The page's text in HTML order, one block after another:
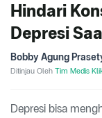
Hindari
Depresi
Bobby Agung
Ditinjau Oleh Tim Medis
Depresi bisa